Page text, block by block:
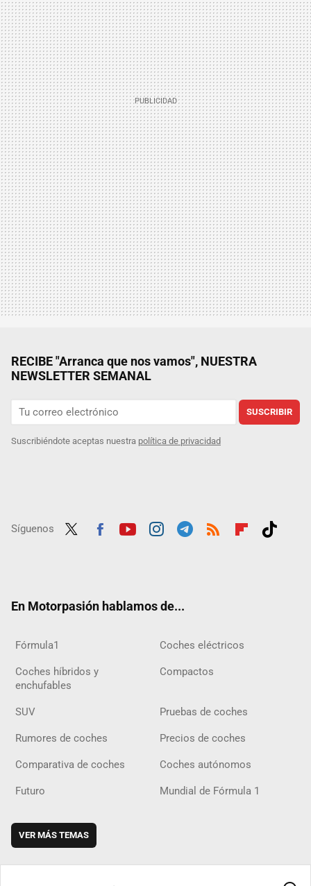
RECIBE "Arranca que nos vamos", NUESTRA
NEWSLETTER SEMANAL
SUSCRIBIR
Suscribiéndote aceptas nuestra política de privacidad
Síguenos
En Motorpasión hablamos de...
Fórmula1 Coches eléctricos
Coches híbridos y
enchufables
Compactos
SUV Pruebas de coches
Rumores de coches Precios de coches
Comparativa de coches Coches autónomos
Futuro Mundial de Fórmula 1
VER MÁS TEMAS